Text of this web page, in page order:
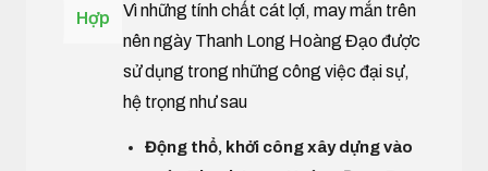
Hợp
Vì những tính chất cát lợi, may mắn trên
nên ngày Thanh Long Hoàng Đạo được
sử dụng trong những công việc đại sự,
hệ trọng như sau
Động thổ, khởi công xây dựng vào